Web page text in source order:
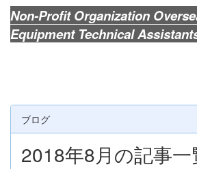
Non-Profit Organization
Equipment Technical
ブログ
2018年8月の記事一